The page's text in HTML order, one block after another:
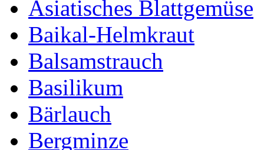
Asiatisches Blattgemüse
Baikal-Helmkraut
Balsamstrauch
Basilikum
Bärlauch
Bergminze